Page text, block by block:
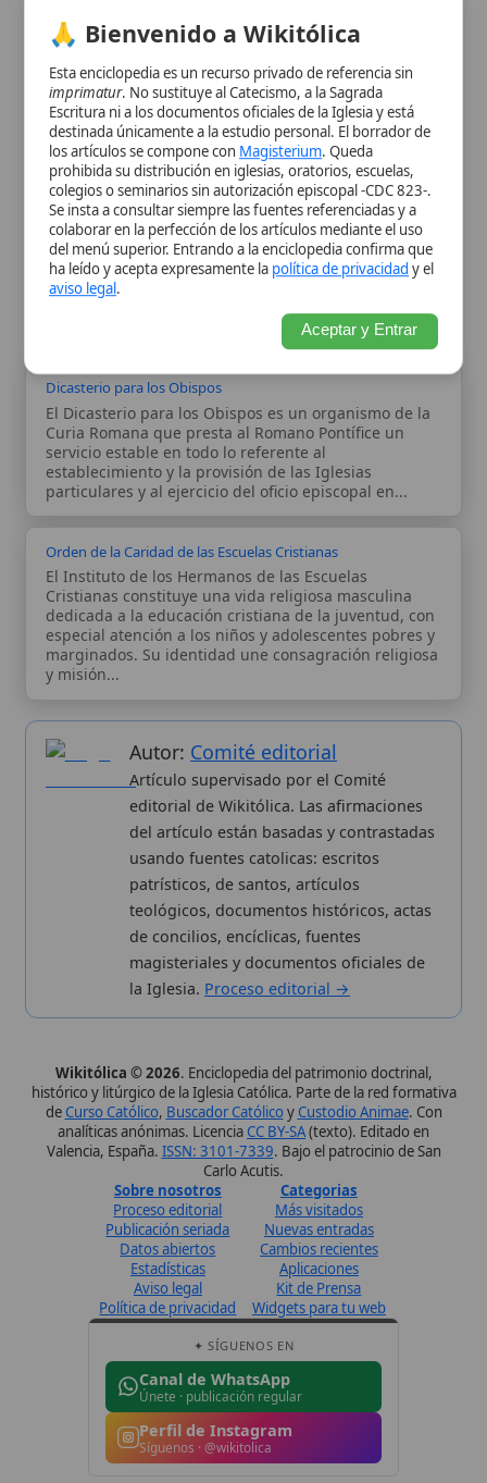
Promulgación
Citas y referencias
Modificado el 20 de septiembre de 2025 •FideScore™ 7.60•Citar
este artículo•Paq. Scorm (LMS) •Sugerir mejora•Compartir
artículo•Imprimir artículo•Generar QR•Instalar aplicación
Dicasterio para los Obispos
El Dicasterio para los Obispos es un organismo de la
Curia Romana que presta al Romano Pontífice un
servicio estable en todo lo referente al
establecimiento y la provisión de las Iglesias
particulares y al ejercicio del oficio episcopal en...
Orden de la Caridad de las Escuelas Cristianas
El Instituto de los Hermanos de las Escuelas
Cristianas constituye una vida religiosa masculina
dedicada a la educación cristiana de la juventud, con
especial atención a los niños y adolescentes pobres y
marginados. Su identidad une consagración religiosa
y misión...
Autor:Comité editorial
Artículo supervisado por el Comité
editorial de Wikitólica. Las afirmaciones
del artículo están basadas y contrastadas
usando fuentes catolicas: escritos
de concilios, encíclicas, fuentes
magisteriales y documentos oficiales de
Proceso editorial →
. Enciclopedia del patrimonio doctrinal,
histórico y litúrgico de la Iglesia Católica. Parte de la red formativa
Curso Católico,Buscador CatólicoyCustodio Animae
analíticas anónimas. Licencia
(texto). Editado en
Valencia, España.ISSN: 3101-7339. Bajo el patrocinio de San
Carlo Acutis.
Proceso editorial
Publicación seriada
Estadísticas
Más visitados
Nuevas entradas
Aplicaciones
✦ SÍGUENOS EN
Canal de WhatsApp
Únete · publicación regular
Perfil de Instagram
Síguenos · @wikitolica
prohibida su distribución en iglesias, oratorios, escuelas,
colegios o seminarios sin autorización episcopal -CDC 823-.
colaborar en la perfección de los artículos mediante el uso
del menú superior. Entrando a la enciclopedia confirma que
ha leído y acepta expresamente lapolítica de privacidady el
aviso legal.
Aceptar y Entrar